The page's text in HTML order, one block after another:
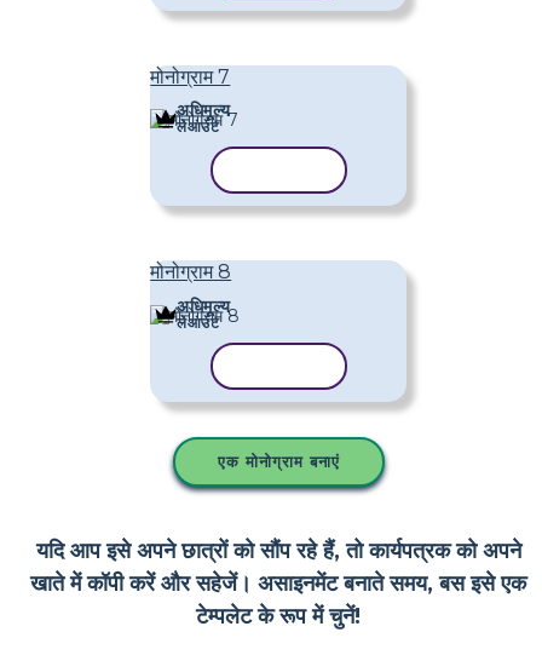
मोनोग्राम 7
अधिमूल्य
लेआउट
मोनोग्राम 8
अधिमूल्य
लेआउट
एक मोनोग्राम बनाएं
यदि आप इसे अपने छात्रों को सौंप रहे हैं, तो कार्यपत्रक को अपने
खाते में कॉपी करें और सहेजें। असाइनमेंट बनाते समय, बस इसे एक
टेम्पलेट के रूप में चुनें!